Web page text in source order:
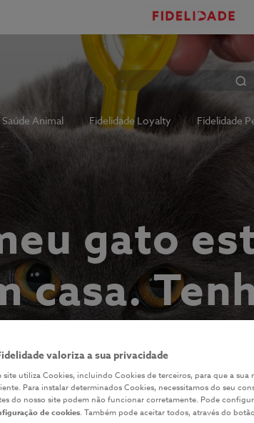
Saúde Animal Fidelidade Loyalty Fidelidade
gato
casa.
SAÚDE ANIMAL
valoriza a sua privacidade
site utiliza Cookies, incluindo Cookies de terceiros, para que a sua
Para instalar determinados Cookies, necessitamos do seu
do nosso site podem não funcionar corretamente. Pode
de cookies. Também pode aceitar todos, através do